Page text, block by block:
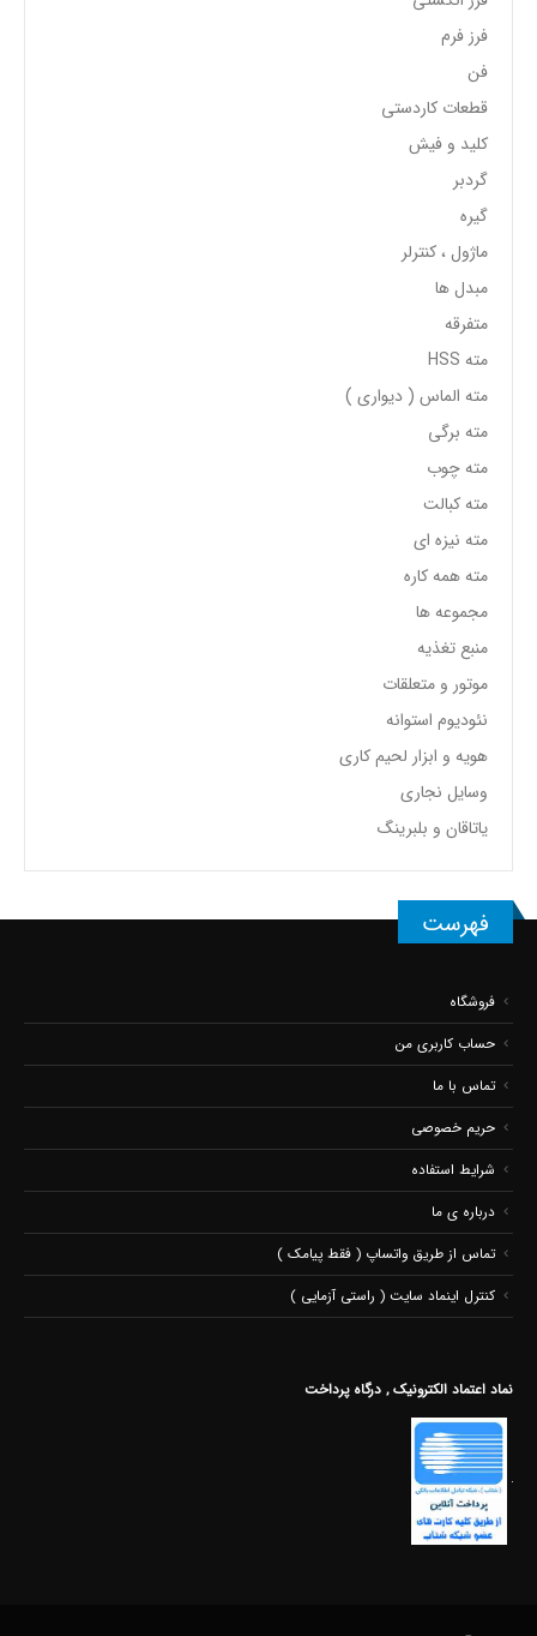
فرز فرم
فن
قطعات کاردستی
کلید و فیش
گردبر
گیره
ماژول ، کنترلر
مبدل ها
متفرقه
مته HSS
مته الماس ( دیواری )
مته برگی
مته چوب
مته کبالت
مته نیزه ای
مته همه کاره
مجموعه ها
منبع تغذیه
موتور و متعلقات
نئودیوم استوانه
هویه و ابزار لحیم کاری
وسایل نجاری
یاتاقان و بلبرینگ
فهرست
فروشگاه
حساب کاربری من
تماس با ما
حریم خصوصی
شرایط استفاده
درباره ی ما
تماس از طریق واتساپ ( فقط پیامک )
کنترل اینماد سایت ( راستی آزمایی )
نماد اعتماد الکترونیک , درگاه پرداخت